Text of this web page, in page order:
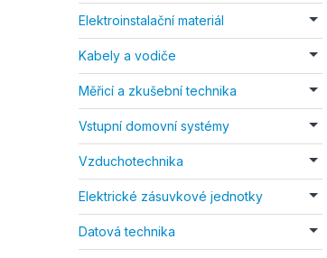
Elektroinstalační materiál
Kabely a vodiče
Měřicí a zkušební technika
Vstupní domovní systémy
Vzduchotechnika
Elektrické zásuvkové jednotky
Datová technika